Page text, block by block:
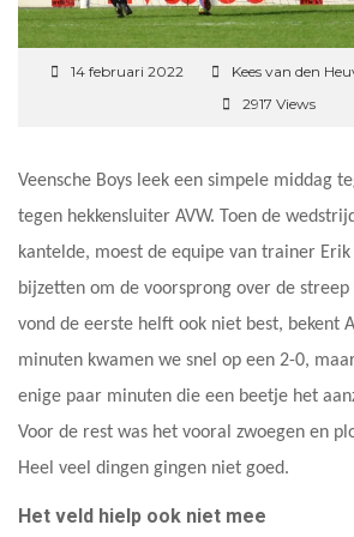
14 februari 2022 Kees van den
2917 Views
Veensche Boys leek een simpele middag
tegen hekkensluiter AVW. Toen de
kantelde, moest de equipe van trainer
bijzetten om de voorsprong over de
vond de eerste helft ook niet best, bekent
minuten kwamen we snel op een 2-0,
enige paar minuten die een beetje het
Voor de rest was het vooral zwoegen en
Heel veel dingen gingen niet goed.
Het veld hielp ook niet mee